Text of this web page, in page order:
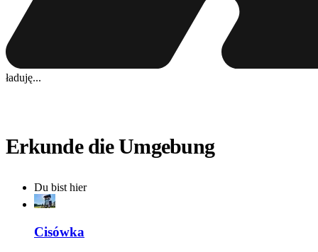
ładuję...
Erkunde die Umgebung
Du bist hier
Cisówka